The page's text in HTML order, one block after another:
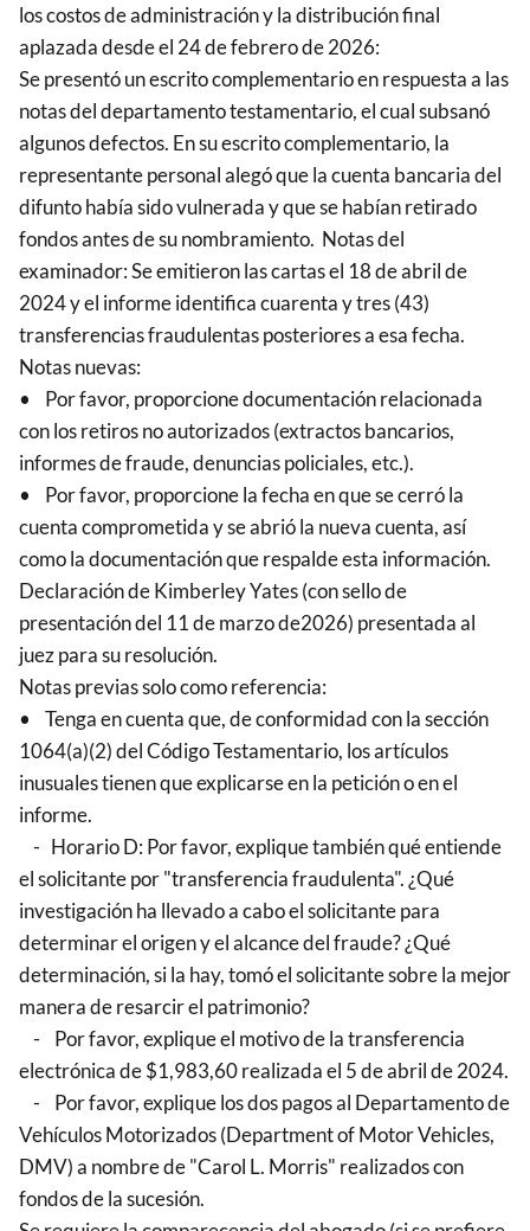
los costos de administración y la distribución final
aplazada desde el 24 de febrero de 2026:
Se presentó un escrito complementario en respuesta a las
notas del departamento testamentario, el cual subsanó
algunos defectos. En su escrito complementario, la
representante personal alegó que la cuenta bancaria del
difunto había sido vulnerada y que se habían retirado
fondos antes de su nombramiento. Notas del
examinador: Se emitieron las cartas el 18 de abril de
2024 y el informe identifica cuarenta y tres (43)
transferencias fraudulentas posteriores a esa fecha.
Notas nuevas:
• Por favor, proporcione documentación relacionada
con los retiros no autorizados (extractos bancarios,
informes de fraude, denuncias policiales, etc.).
• Por favor, proporcione la fecha en que se cerró la
cuenta comprometida y se abrió la nueva cuenta, así
como la documentación que respalde esta información.
Declaración de Kimberley Yates (con sello de
presentación del 11 de marzo de2026) presentada al
juez para su resolución.
Notas previas solo como referencia:
• Tenga en cuenta que, de conformidad con la sección
1064(a)(2) del Código Testamentario, los artículos
inusuales tienen que explicarse en la petición o en el
informe.
- Horario D: Por favor, explique también qué entiende
el solicitante por "transferencia fraudulenta". ¿Qué
investigación ha llevado a cabo el solicitante para
determinar el origen y el alcance del fraude? ¿Qué
determinación, si la hay, tomó el solicitante sobre la mejor
manera de resarcir el patrimonio?
- Por favor, explique el motivo de la transferencia
electrónica de $1,983,60 realizada el 5 de abril de 2024.
- Por favor, explique los dos pagos al Departamento de
Vehículos Motorizados (Department of Motor Vehicles,
DMV) a nombre de "Carol L. Morris" realizados con
fondos de la sucesión.